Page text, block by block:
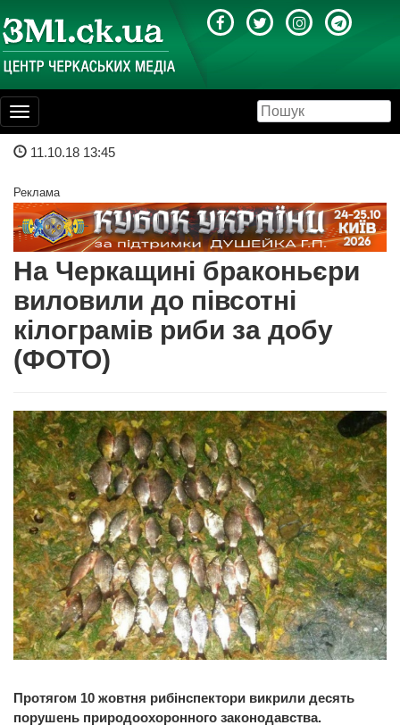
Toggle
navigation
11.10.18 13:45
Реклама
На Черкащині браконьєри
виловили до півсотні
кілограмів риби за добу
(ФОТО)
Протягом 10 жовтня рибінспектори викрили десять
порушень природоохоронного законодавства.